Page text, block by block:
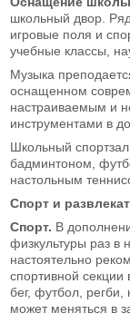
школьный двор.
игровые поля и
учебные классы,
Музыка
оснащенном
настраиваемым и
инструментами в
Школьный
бадминтоном,
настольным
Спорт и
Спорт. В
физкультуры раз
настоятельно
спортивной секции
бег, футбол, регби,
может меняться в